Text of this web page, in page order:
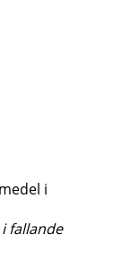
i
fallande